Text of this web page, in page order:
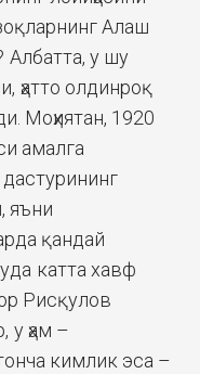
Алаш
Албатта, у шу
ҳатто олдинроқ
Моҳиятан, 1920
амалга
яъни
қандай
катта хавф
Рисқулов
у ҳам –
кимлик эса –